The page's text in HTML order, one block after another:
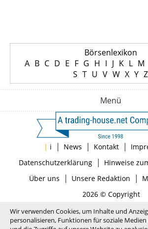
Börsenlexikon
A B C D E F G H I J K L M
S T U V W X Y Z
Menü
| i | News | Kontakt |
Datenschutzerklärung| Hinweise
Über uns | Unsere Redaktion |
2026 © Copyright
Wir verwenden Cookies, um Inhalte und
personalisieren, Funktionen für soziale